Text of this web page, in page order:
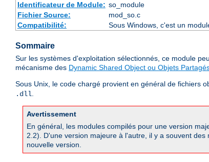
Identificateur de Module: so_module
Fichier Source:
mod_so.c
Compatibilité:
Sous Windows, c'est un
Sommaire
Sur les systèmes d'exploitation sélectionnés, ce module
mécanisme des Dynamic Shared Object ou Objets
Sous Unix, le code chargé provient en général de fichiers
.dll.
Avertissement
En général, les modules compilés pour une version
2.2). D'une version majeure à l'autre, il y a souvent
nouvelle version.